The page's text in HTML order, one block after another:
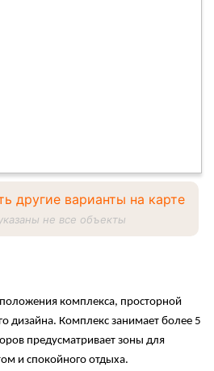
другие варианты на карте
не все объекты
комплекса, просторной
дизайна. Комплекс занимает более 5
предусматривает зоны для
и спокойного отдыха.